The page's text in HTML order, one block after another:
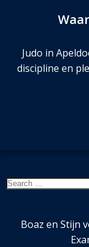
Judo in
discipline en
Search
Boaz en Stijn